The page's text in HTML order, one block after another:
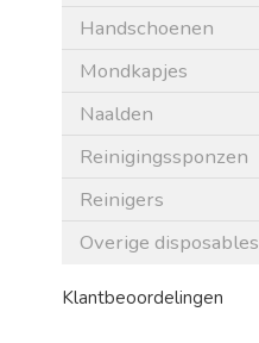
Handschoenen
Mondkapjes
Naalden
Reinigingssponzen
Reinigers
Overige disposables
Klantbeoordelingen